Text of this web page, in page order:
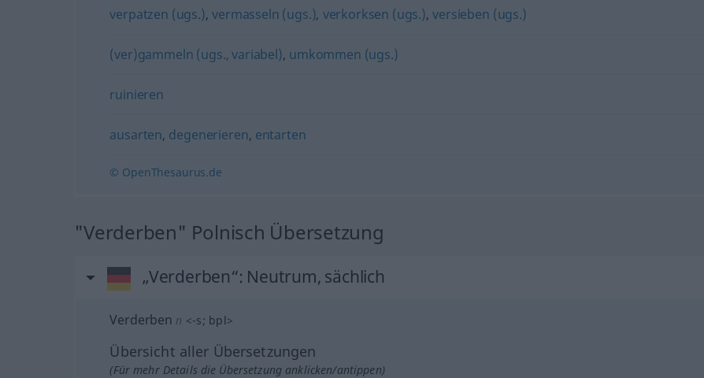
verpatzen (ugs.),vermasseln (ugs.), verkorksen (ugs.),versieben (ugs.)
(ver)gammeln (ugs., variabel), umkommen (ugs.)
ruinieren
ausarten, degenerieren, entarten
© OpenThesaurus.de
"Verderben" Polnisch Übersetzung
„Verderben“: Neutrum, sächlich
Verderben n <-s; bpl>
Übersicht aller Übersetzungen
(Für mehr Details die Übersetzung anklicken/antippen)